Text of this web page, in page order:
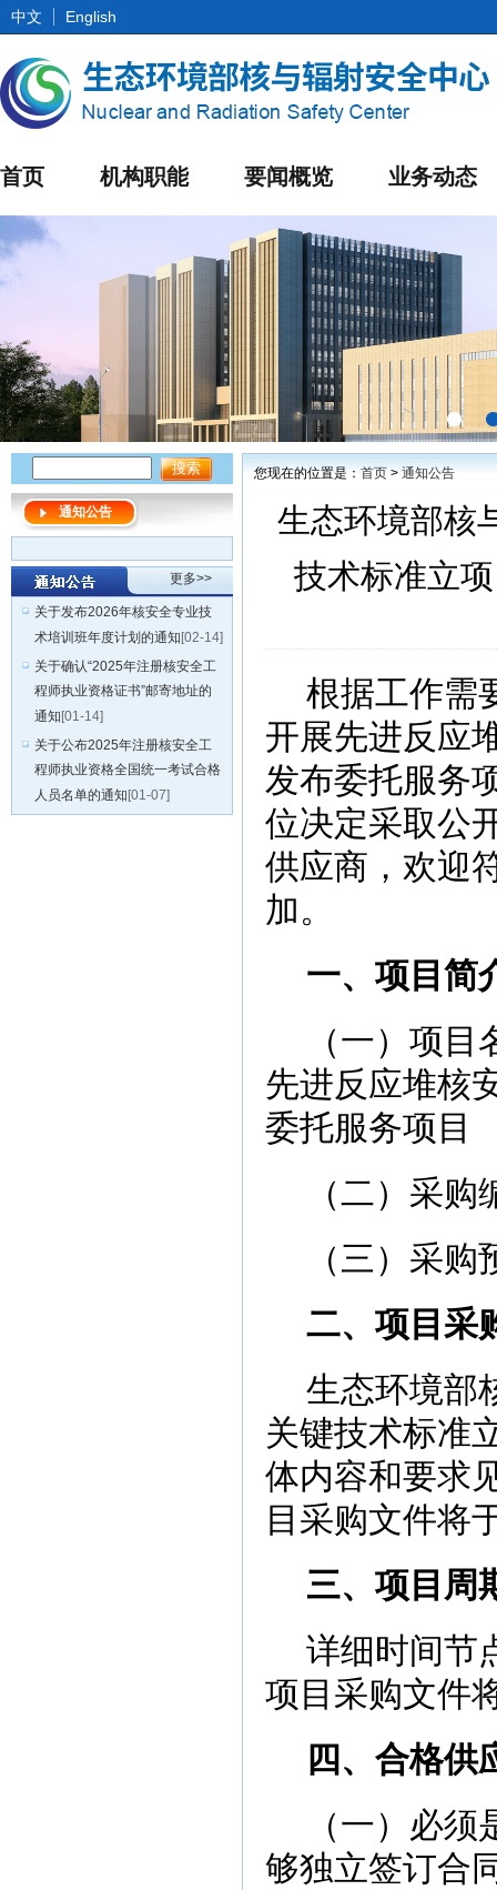
中文 English
首页 机构职能 要闻概览 业务动态
您现在的位置是： 首页 > 通知公告
生态环境部核
技术标准立
根据工作需
开展先进反应
发布委托服务
位决定采取公
供应商，欢迎
加。
一、项目简
（一）项
先进反应堆核
委托服务项目
（二）采购
（三）采购
二、项目采
生态环境部
关键技术标准
体内容和要求
目采购文件将
三、项目周
详细时间节
项目采购文件
四、合格供
（一）必
够独立签订合
通知公告
更多>>
关于发布2026年核安全专业技
术培训班年度计划的通知 [02-14]
关于确认“2025年注册核安全工
程师执业资格证书”邮寄地址的
通知 [01-14]
关于公布2025年注册核安全工
程师执业资格全国统一考试合格
人员名单的通知 [01-07]